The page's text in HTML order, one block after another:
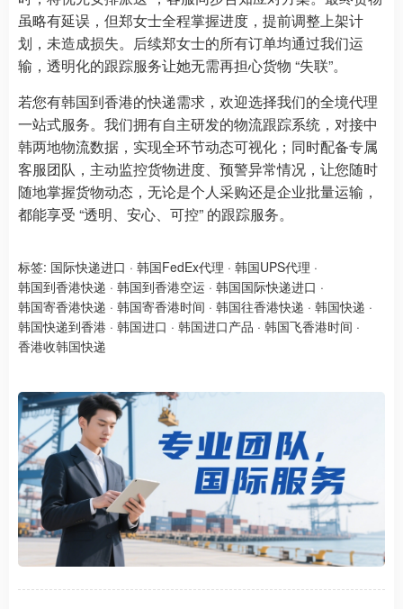
虽略有延误，但郑女士全程掌握进度，提前调整上架计
划，未造成损失。后续郑女士的所有订单均通过我们运
输，透明化的跟踪服务让她无需再担心货物 “失联”。
若您有韩国到香港的快递需求，欢迎选择我们的全境代理
一站式服务。我们拥有自主研发的物流跟踪系统，对接中
韩两地物流数据，实现全环节动态可视化；同时配备专属
客服团队，主动监控货物进度、预警异常情况，让您随时
随地掌握货物动态，无论是个人采购还是企业批量运输，
都能享受 “透明、安心、可控” 的跟踪服务。
标签: 国际快递进口 · 韩国FedEx代理 · 韩国UPS代理 ·
韩国到香港快递 · 韩国到香港空运 · 韩国国际快递进口 ·
韩国寄香港快递 · 韩国寄香港时间 · 韩国往香港快递 · 韩国快递 ·
韩国快递到香港 · 韩国进口 · 韩国进口产品 · 韩国飞香港时间 ·
香港收韩国快递